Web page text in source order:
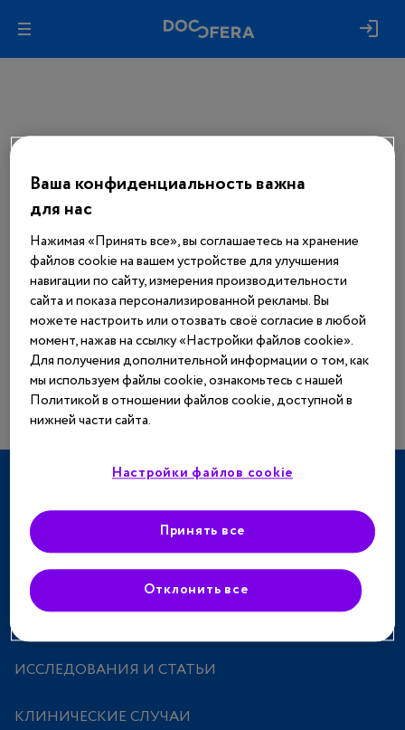
Авторизуйтесь, чтобы получить
Войти
Еще нет аккаунта?
Зарегистрироваться
ТЕРАПЕВТИЧЕСКИЕ НАПРАВЛЕНИЯ
СПЕЦПРОЕКТЫ
МЕРОПРИЯТИЯ
ИССЛЕДОВАНИЯ И СТАТЬИ
КЛИНИЧЕСКИЕ СЛУЧАИ
Ваша конфиденциальность важна
для нас
Нажимая «Принять все», вы соглашаетесь на хранение
файлов cookie на вашем устройстве для улучшения
навигации по сайту, измерения производительности
сайта и показа персонализированной рекламы. Вы
можете настроить или отозвать своё согласие в любой
момент, нажав на ссылку «Настройки файлов cookie».
Для получения дополнительной информации о том, как
мы используем файлы cookie, ознакомьтесь с нашей
Политикой в отношении файлов cookie, доступной в
нижней части сайта.
Настройки файлов cookie
Отклонить все
Принять все